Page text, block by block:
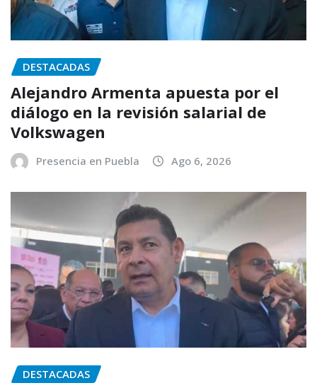
DESTACADAS
Alejandro Armenta apuesta por el
diálogo en la revisión salarial de
Volkswagen
Presencia en Puebla Ago 6, 2026
DESTACADAS